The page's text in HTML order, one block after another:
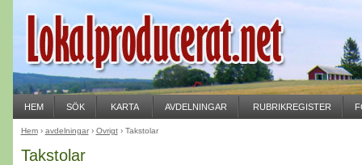
Takstolar
Hem› avdelningar› Övrigt› Takstolar
HEM SÖK KARTA AVDELNINGAR RUBRIKREGISTER